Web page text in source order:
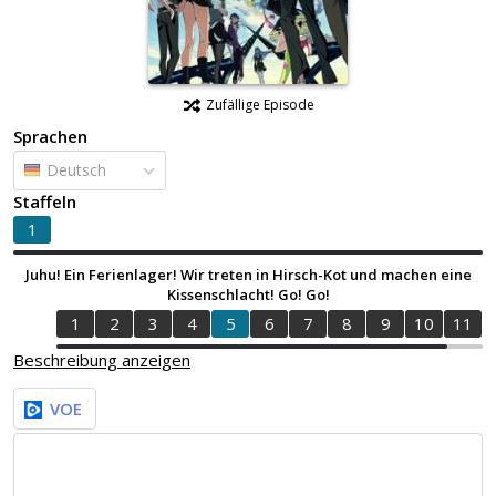
Zufällige Episode
Sprachen
Deutsch
Staffeln
1
Juhu! Ein Ferienlager! Wir treten in Hirsch-Kot und machen eine
Kissenschlacht! Go! Go!
1 2 3 4 5 6 7 8 9 10 11
Beschreibung anzeigen
VOE